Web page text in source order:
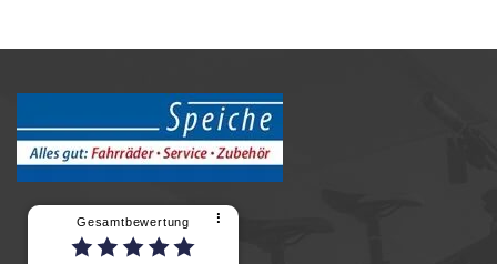
Gesamtbewertung ⠇